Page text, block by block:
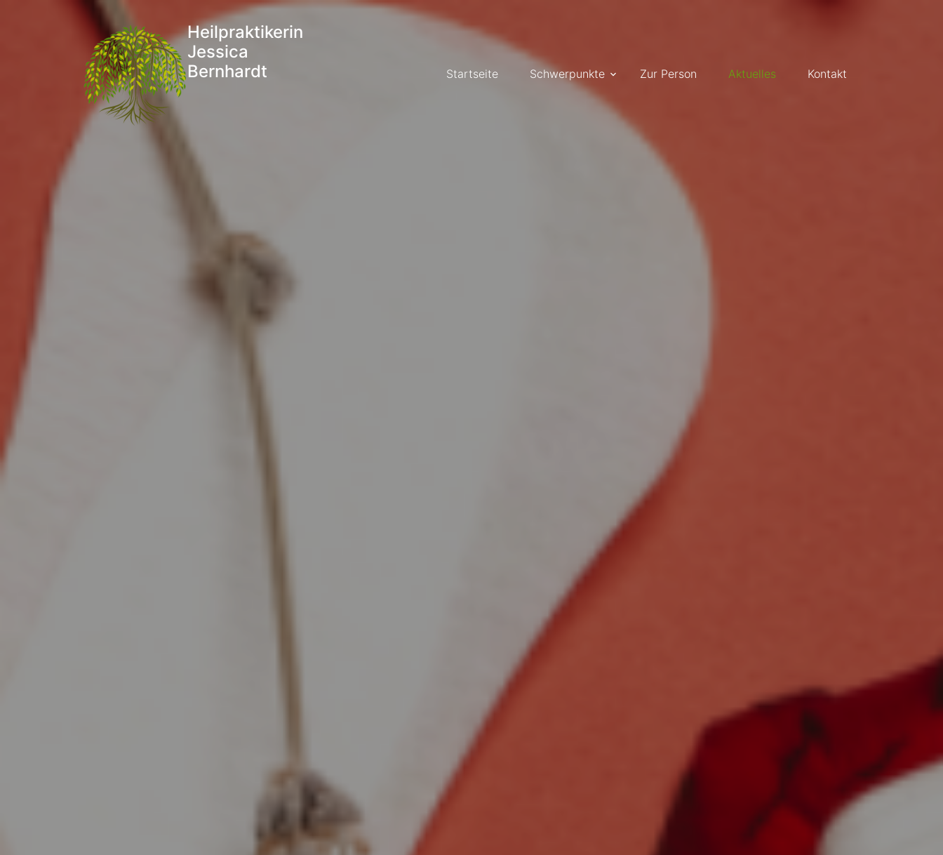
Heilpraktikerin
Jessica
Bernhardt
Startseite Schwerpunkte Zur Person Aktuelles Kontakt